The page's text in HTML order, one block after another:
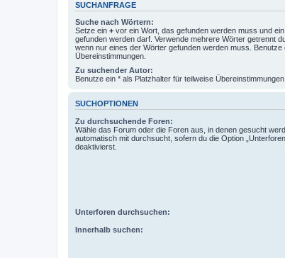
SUCHANFRAGE
Suche nach Wörtern:
Setze ein + vor ein Wort, das gefunden werden muss und ein
gefunden werden darf. Verwende mehrere Wörter getrennt
wenn nur eines der Wörter gefunden werden muss. Benutze
Übereinstimmungen.
Zu suchender Autor:
Benutze ein * als Platzhalter für teilweise Übereinstimmungen.
SUCHOPTIONEN
Zu durchsuchende Foren:
Wähle das Forum oder die Foren aus, in denen gesucht
automatisch mit durchsucht, sofern du die Option
deaktivierst.
Unterforen durchsuchen:
Innerhalb suchen: